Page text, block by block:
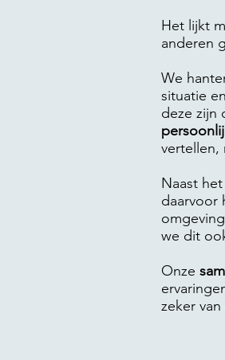
Het lijkt
anderen
We
situatie
deze zijn
vertellen,
Naast
daarvoor
we dit
Onze
zeker